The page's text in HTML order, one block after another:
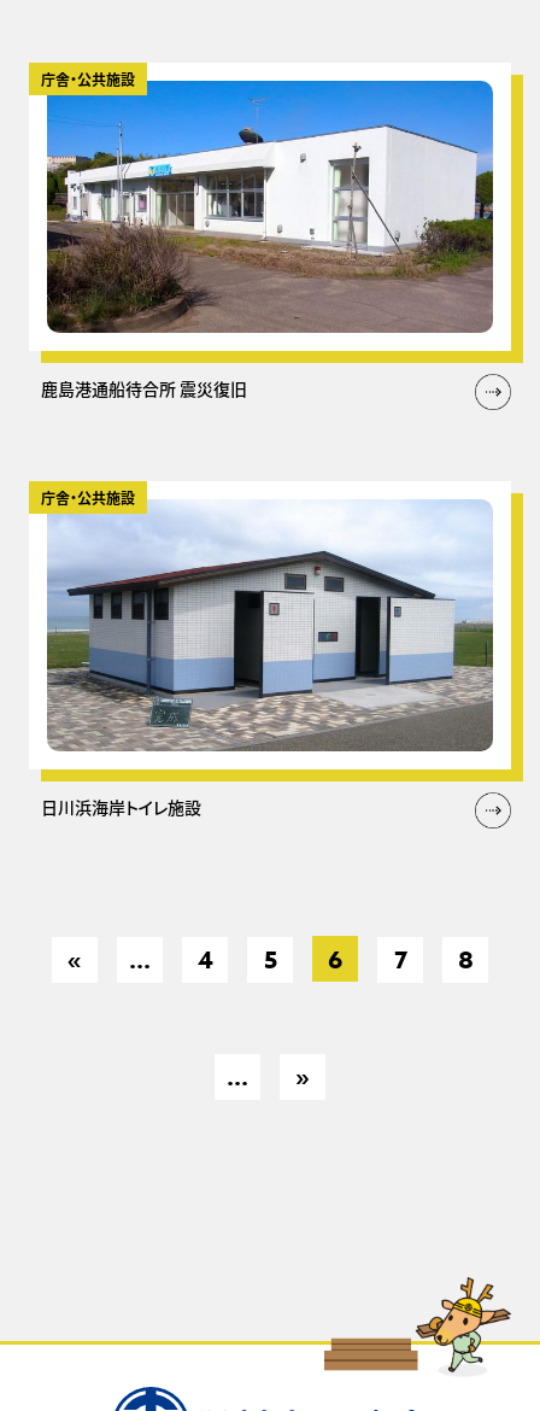
庁舎・公共施設
鹿島港通船待合所 震災復旧
庁舎・公共施設
日川浜海岸トイレ施設
« ... 4 5 6 7 8
... »